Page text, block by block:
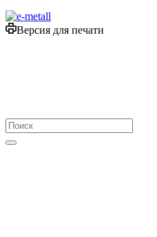
Версия для печати